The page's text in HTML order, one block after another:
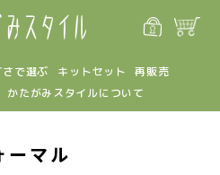
で選ぶ キットセット
再販売
かたがみスタイルについて
ーマル